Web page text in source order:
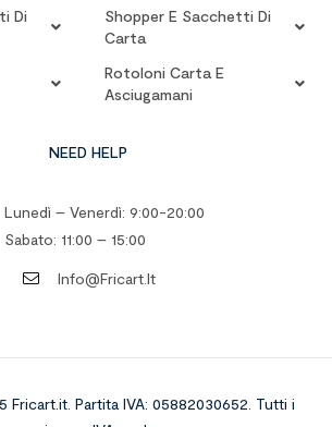
Di
Shopper E Sacchetti Di
Carta
Rotoloni Carta E
Asciugamani
NEED HELP
Lunedì – Venerdì: 9:00-20:00
Sabato: 11:00 – 15:00
Info@fricart.it
Fricart.it. Partita IVA: 05882030652. Tutti i